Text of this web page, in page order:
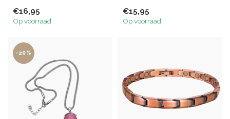
€16,95
Op voorraad
kraaltjes geeft el...
€15,95
Op voorraad
-20%